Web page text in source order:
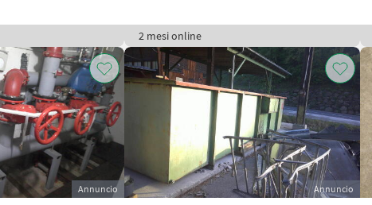
2 mesi online
Annuncio Annuncio